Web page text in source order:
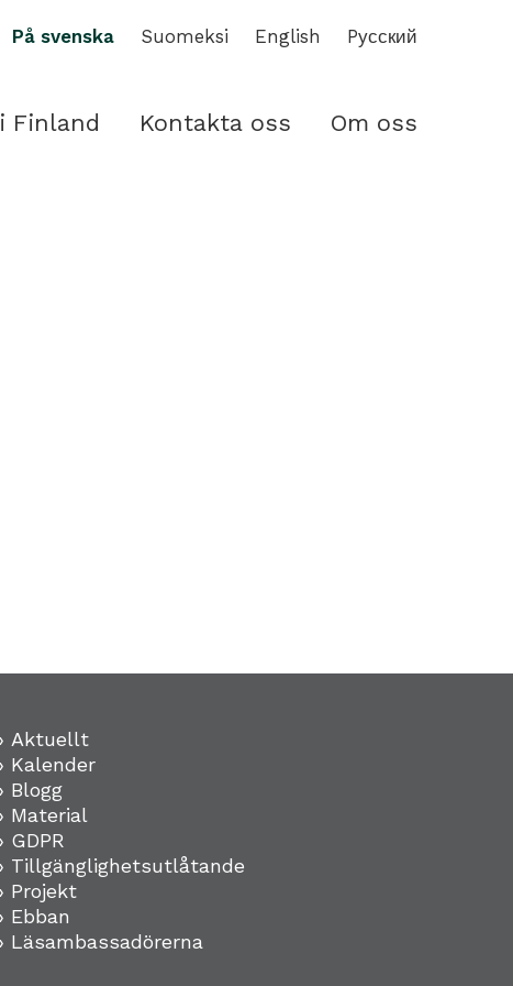
På svenska Suomeksi English Pусский
Finland Kontakta oss Om oss
Aktuellt
Kalender
Blogg
Material
GDPR
Tillgänglighetsutlåtande
Projekt
Ebban
Läsambassadörerna